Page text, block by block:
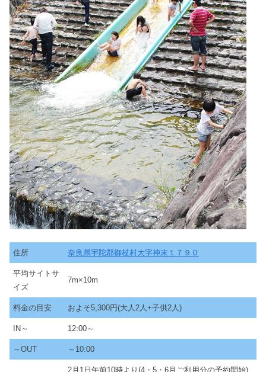
住所 奈良県宇陀郡御杖村大字神末１７９０
平均サイトサ
イズ
7m×10m
料金の目安 およそ5,300円(大人2人+子供2人)
IN～ 12:00～
～OUT ～10:00
2月1日午前10時より(4・5・6月ご利用分の予約開始)